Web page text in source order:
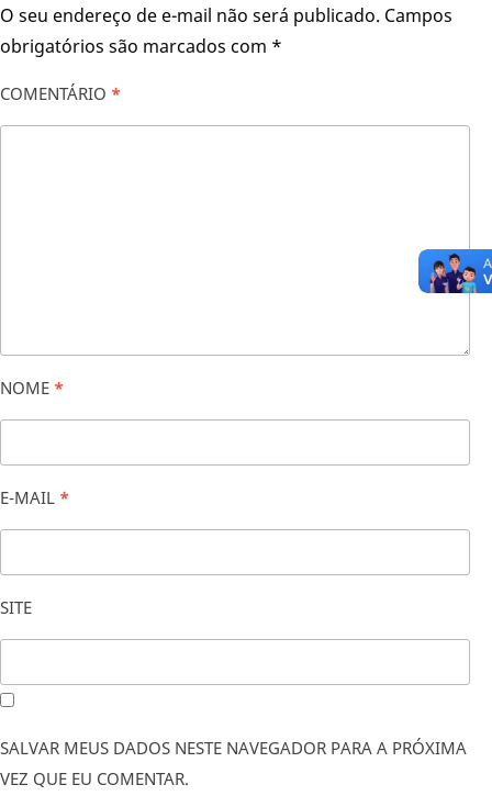
O seu endereço de e-mail não será publicado. Campos
obrigatórios são marcados com *
COMENTÁRIO *
NOME *
E-MAIL *
SITE
SALVAR MEUS DADOS NESTE NAVEGADOR PARA A PRÓXIMA
VEZ QUE EU COMENTAR.